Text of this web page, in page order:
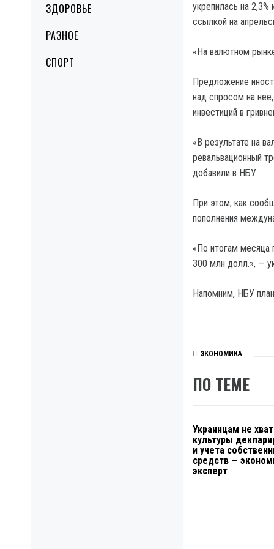
ЗДОРОВЬЕ
РАЗНОЕ
СПОРТ
укрепилась на
ссылкой на
«На валютном
Предложение
над спросом на
инвестиций в
«В результате на
ревальвационный
добавили в НБУ.
При этом, как
пополнения
«По итогам месяца
300 млн долл.», —
Напомним, НБУ
ЭКОНОМИКА
ПО ТЕМЕ
Украинцам не
культуры
и учета
средств —
эксперт